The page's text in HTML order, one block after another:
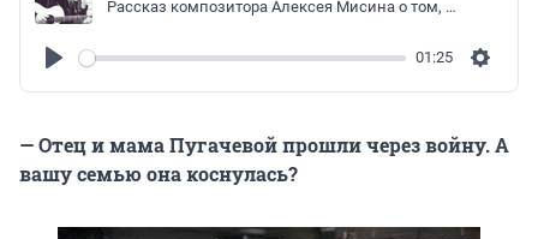
Рассказ композитора Алексея Мисина о том, как родились новые песни Аллы Пугачевой
01:25
— Отец и мама Пугачевой прошли через войну. А
вашу семью она коснулась?